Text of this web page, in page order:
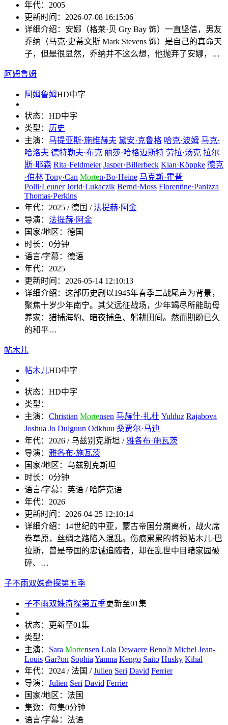
年代： 2005
更新时间： 2026-07-08 16:15:06
详细介绍： 安娜（格莱·贝 Gry Bay 饰）一直坚信，男友
乔纳（马克·史蒂文斯 Mark Stevens 饰）是自己的真命天
子，但是很显然，乔纳并不这么想，他抛弃了安娜，…
阿姆鲁姆
阿姆鲁姆HD中字
状态： HD中字
类型： 历史
主演： 马提亚斯·施维赫夫 黛安·克鲁格 哈克·波姆 马克·
哈洛夫 德特勒夫·布克 丽莎·哈格迈斯特 劳拉·汤克 拉尔
斯·耶森 Rita·Feldmeier Jasper·Billerbeck Kian·Köppke 德克
·伯林 Tony·Can Morten·Bo·Heine 马克斯·霍普
Polli·Leuner Jorid·Lukaczik Bernd·Moss Florentine·Panizza
Thomas·Perkins
年代： 2025 / 德国 /法提赫·阿金
导演： 法提赫·阿金
国家/地区： 德国
时长： 0分钟
语言/字幕： 德语
年代： 2025
更新时间： 2026-05-14 12:10:13
详细介绍： 这部历史剧以1945年春季二战尾声为背景，
聚焦十岁少年南宁。其父远征战场，少年竭尽所能助母
养家：猎捕海豹、暗夜捕鱼、躬耕田间。然而期盼已久
的和平…
帖木儿
帖木儿HD中字
状态： HD中字
类型：
主演： Christian Mortensen 马赫什·扎杜 Yulduz Rajabova
Joshua Jo Dulguun Odkhuu 桑贾尔·马迪
年代： 2026 / 乌兹别克斯坦 /雅各布·施瓦茨
导演： 雅各布·施瓦茨
国家/地区： 乌兹别克斯坦
时长： 0分钟
语言/字幕： 英语 / 哈萨克语
年代： 2026
更新时间： 2026-04-25 12:10:14
详细介绍： 14世纪的中亚，蒙古帝国分崩离析，战火席
卷草原，丝绸之路陷入混乱。伤痕累累的将领帖木儿·巴
拉斯，曾是帝国的忠诚追随者，却在乱世中目睹家园破
碎、…
子不雨双姝奇探第五季
子不雨双姝奇探第五季更新至01集
状态：
更新至01集
类型：
主演： Sara Mortensen Lola Dewaere Beno?t Michel Jean-
Louis Gar?on SophiaYamna Kengo Saito Husky Kihal
年代： 2024 / 法国 /Julien Seri David Ferrier
导演： Julien Seri David Ferrier
国家/地区： 法国
集数： 每集0分钟
语言/字幕： 法语